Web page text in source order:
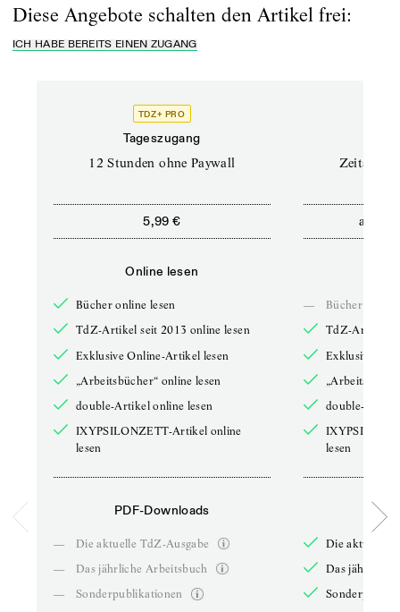
Diese Angebote schalten den Artikel frei:
ICH HABE BEREITS EINEN ZUGANG
TDZ+ PRO
Tageszugang
12 Stunden ohne Paywall
5,99 €
Online lesen
Bücher online lesen
TdZ-Artikel seit 2013 online lesen
Exklusive Online-Artikel lesen
„Arbeitsbücher“ online lesen
double-Artikel online lesen
IXYPSILONZETT-Artikel online
lesen
PDF-Downloads
—
Die aktuelle TdZ-Ausgabe
—
Das jährliche Arbeitsbuch
—
Sonderpublikationen
ab
—
Bücher online
TdZ-Artikel
Exklusive
double-
lesen
Die aktuelle
Das jährliche